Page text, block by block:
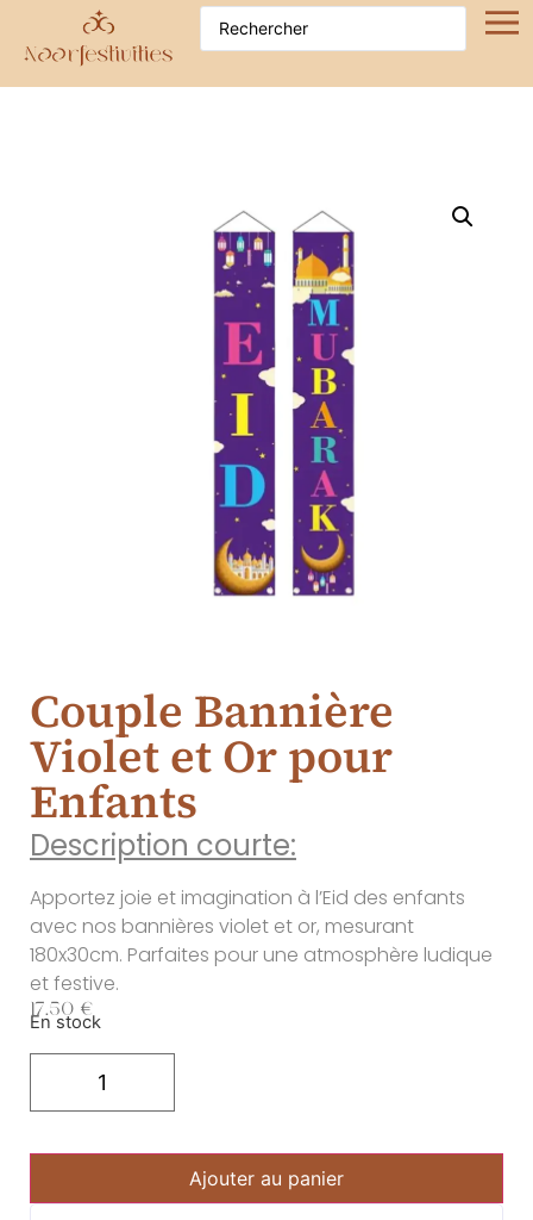
Couple Bannière
Violet et Or pour
Enfants
Description courte:
Apportez joie et imagination à l’Eid des enfants
avec nos bannières violet et or, mesurant
180x30cm. Parfaites pour une atmosphère ludique
et festive.
17.50 €
En stock
Ajouter au panier